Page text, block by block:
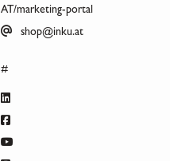
AT/marketing-portal
shop@inku.at
#